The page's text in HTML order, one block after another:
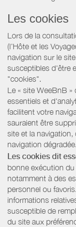
Les cookies
Lors de la
(l’Hôte et les
navigation sur le
susceptibles d'être
"cookies".
Le « site WeeBnB
essentiels et
facilitent votre
sauraient être
site et la
navigation dégradée.
Les cookies dit
bonne exécution
notamment à des
personnel ou
informations
susceptible de
du site aux